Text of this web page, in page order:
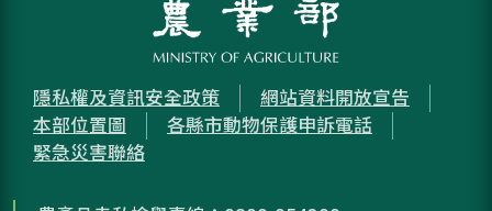
隱私權及資訊安全政策
網站資料開放宣告
本部位置圖
各縣市動物保護申訴電話
緊急災害聯絡